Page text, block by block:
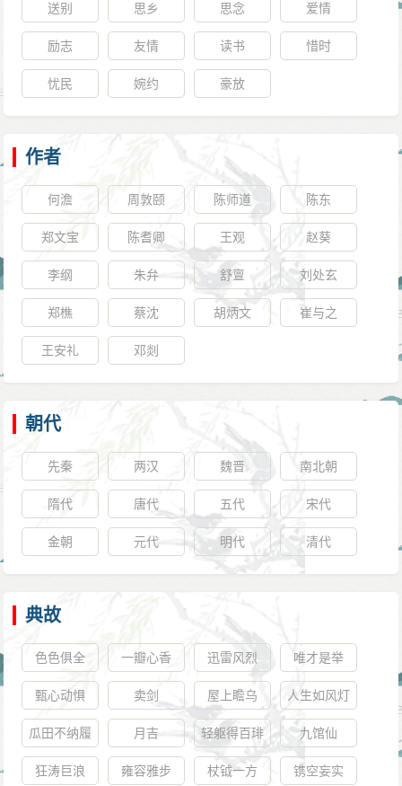
送别 思乡 思念 爱情
励志 友情 读书 惜时
忧民 婉约 豪放
作者
何澹 周敦颐 陈师道 陈东
郑文宝 陈耆卿 王观 赵葵
李纲 朱弁 舒亶 刘处玄
郑樵 蔡沈 胡炳文 崔与之
王安礼 邓剡
朝代
先秦 两汉 魏晋 南北朝
隋代 唐代 五代 宋代
金朝 元代 明代 清代
典故
色色俱全 一瓣心香 迅雷风烈 唯才是举
甄心动惧 卖剑 屋上瞻乌 人生如风灯
瓜田不纳履
李下不整冠
月吉 轻躯得百琲 九馆仙
狂涛巨浪 雍容雅步 杖钺一方 镌空妄实